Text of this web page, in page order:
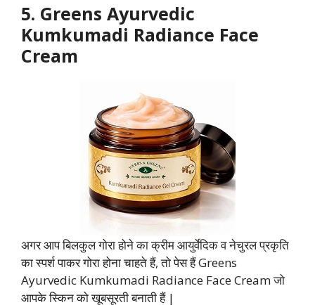
5. Greens Ayurvedic
Kumkumadi Radiance Face
Cream
अगर आप बिलकुल गोरा होने का क्रीम आयुर्वेदिक व नेचुरल प्रकृति
का स्पर्श पाकर गोरा होना चाहते हैं, तो पेस हैं Greens
Ayurvedic Kumkumadi Radiance Face Cream जो
आपके स्किन को खूबसूरती बनाती हैं |